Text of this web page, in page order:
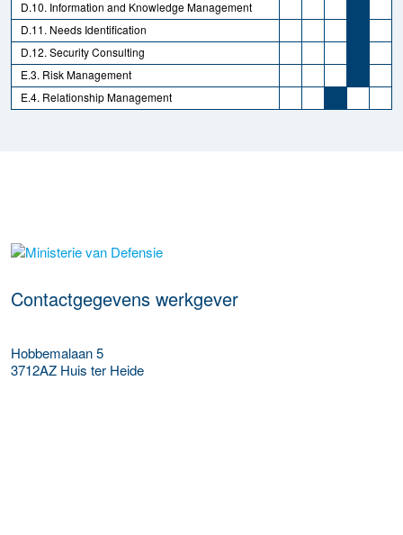
D.10. Information and Knowledge Management
D.11. Needs Identification
D.12. Security Consulting
E.3. Risk Management
E.4. Relationship Management
Meer werkgever details
Contactgegevens werkgever
Hobbemalaan 5
3712AZ Huis ter Heide